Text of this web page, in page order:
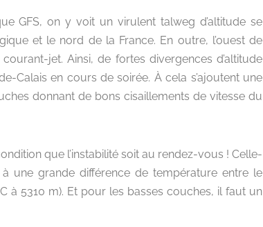
GFS, on y voit un virulent talweg d’altitude se
et le nord de la France. En outre, l’ouest de
jet. Ainsi, de fortes divergences d’altitude
Calais en cours de soirée. À cela s’ajoutent une
donnant de bons cisaillements de vitesse du
que l’instabilité soit au rendez-vous ! Celle-
une grande différence de température entre le
à 5310 m). Et pour les basses couches, il faut un